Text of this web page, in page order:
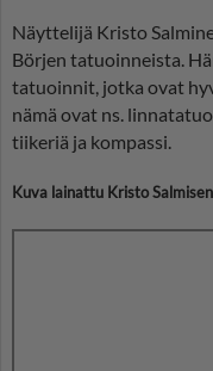
Näyttelijä Kristo
Börjen tatuoinneista.
tatuoinnit, jotka ovat
nämä ovat ns.
tiikeriä ja kompassi.
Kuva lainattu Kristo